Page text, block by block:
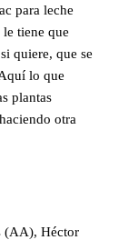
para leche
le tiene que
quiere, que se
lo que
plantas
otra
(AA), Héctor